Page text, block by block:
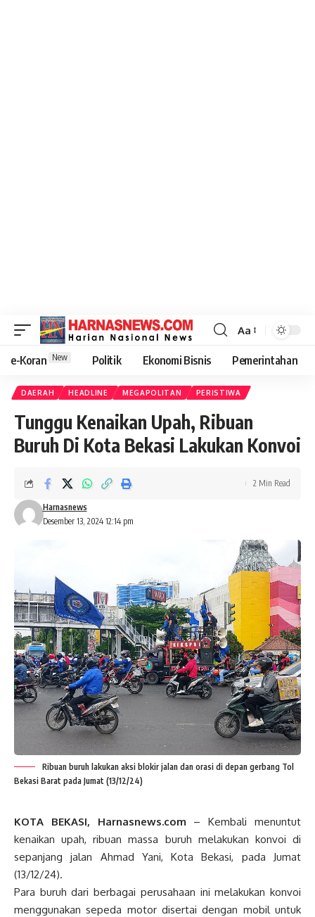
Aa
e-Koran New Politik Ekonomi Bisnis Pemerintahan
DAERAH HEADLINE MEGAPOLITAN PERISTIWA
Tunggu Kenaikan Upah, Ribuan
Buruh Di Kota Bekasi Lakukan Konvoi
Desember 13, 2024 12:14 pm
Harnasnews
2 Min Read
Ribuan buruh lakukan aksi blokir jalan dan orasi di depan gerbang Tol
Bekasi Barat pada Jumat (13/12/24)
KOTA BEKASI, Harnasnews.com – Kembali menuntut
kenaikan upah, ribuan massa buruh melakukan konvoi di
sepanjang jalan Ahmad Yani, Kota Bekasi, pada Jumat
(13/12/24).
Para buruh dari berbagai perusahaan ini melakukan konvoi
menggunakan sepeda motor disertai dengan mobil untuk